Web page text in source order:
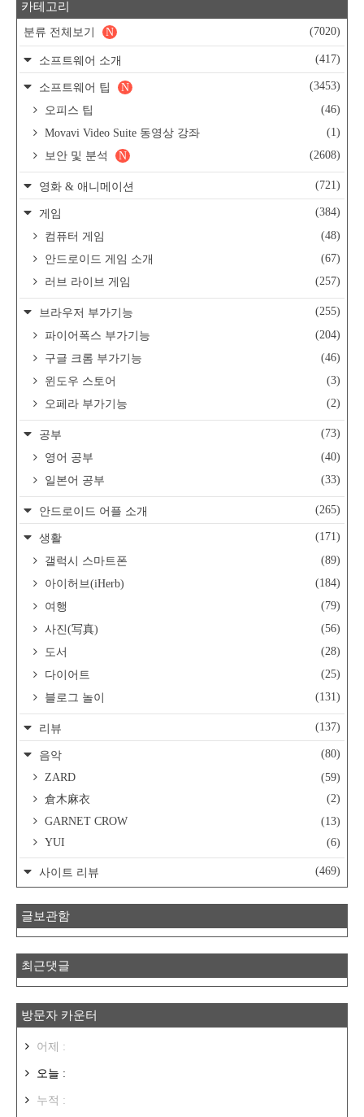
카테고리
분류 전체보기 (7020)
N
소프트웨어 소개 (417)
소프트웨어 팁 (3453)
N
오피스 팁
(46)
Movavi Video Suite 동영상 강좌
(1)
보안 및 분석
(2608)
N
영화 & 애니메이션 (721)
게임
(384)
컴퓨터 게임
(48)
안드로이드 게임 소개
(67)
러브 라이브 게임
(257)
브라우저 부가기능
(255)
파이어폭스 부가기능
(204)
구글 크롬 부가기능
(46)
윈도우 스토어
(3)
오페라 부가기능
(2)
공부
(73)
영어 공부
(40)
일본어 공부
(33)
안드로이드 어플 소개 (265)
생활
(171)
갤럭시 스마트폰
(89)
아이허브(iHerb)
(184)
여행
(79)
사진(写真)
(56)
도서
(28)
다이어트
(25)
블로그 놀이
(131)
리뷰 (137)
음악
(80)
ZARD
(59)
倉木麻衣
(2)
GARNET CROW
(13)
YUI
(6)
사이트 리뷰 (469)
글보관함
최근댓글
방문자 카운터
어제 :
오늘 :
누적 :